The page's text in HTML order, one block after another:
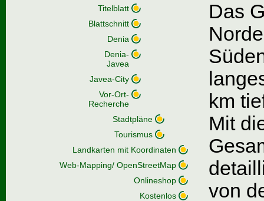
Titelblatt
Blattschnitt
Denia
Denia-
Javea
Javea-City
Vor-Ort-
Recherche
Stadtpläne
Tourismus
Landkarten mit Koordinaten
Web-Mapping/ OpenStreetMap
Onlineshop
Kostenlos
Das
km
Mit
von